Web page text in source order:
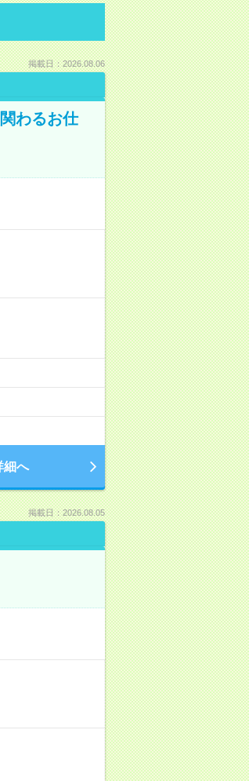
掲載日：2026.08.06
わるお仕
細へ
掲載日：2026.08.05